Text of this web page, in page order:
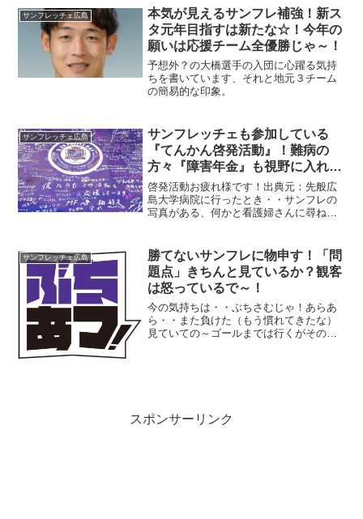
けよ（海ぶちきれい）その後は波乱だら
け、ほんと冷や汗ものよ（...
サンフレッチェ広島
本気が見えるサンフレ補強！新ス
タ元年目指すは新たな☆！今年の
願いは応援チーム全優勝じゃ～！
予想外？の大橋選手の入団に心躍る気持
ちを書いています、それと地元３チーム
の簡易的な印象。
サンフレッチェ広島
サンフレッチェも参加している
『てんかん啓発活動』！難病の
方々『障害年金』も視野に入れて
くださ～い～！
啓発活動お疲れ様です！出典元：先般広
島大学病院に行ったとき・・サンフレの
写真がある、何かと看護婦さんに尋ねた
じゃそれ？）
サンフレッチェ広島
勝てないサンフレに物申す！「問
題点」きちんと見ているか？観客
は怒っているで～！
今の気持ちは・・ぶちさむじゃ！あらあ
ら・・また負けた（もう慣れてきたな）
見ていての～ゴールまでは行くがその先
スポンサーリンク